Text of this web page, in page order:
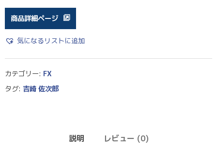
商品詳細ページ
気になるリストに追加
カテゴリー: FX
タグ: 吉崎 佐次郎
説明 レビュー (0)